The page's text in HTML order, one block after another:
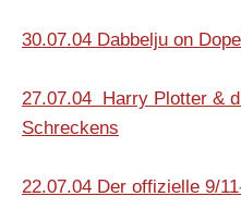
30.07.04 Dabbelju on
27.07.04 Harry Plotter &
Schreckens
22.07.04 Der offizielle 9/